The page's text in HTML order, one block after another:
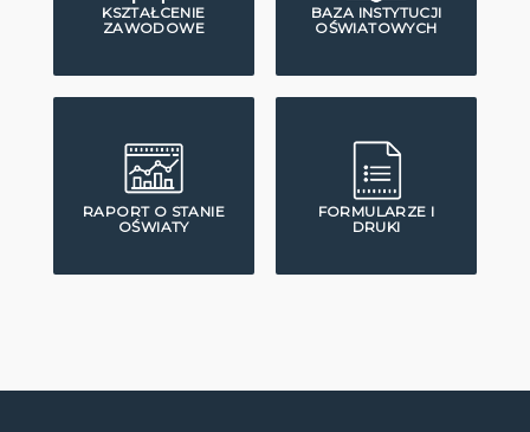
KSZTAŁCENIE
ZAWODOWE
BAZA INSTYTUCJI
OŚWIATOWYCH
RAPORT O STANIE
OŚWIATY
FORMULARZE I
DRUKI